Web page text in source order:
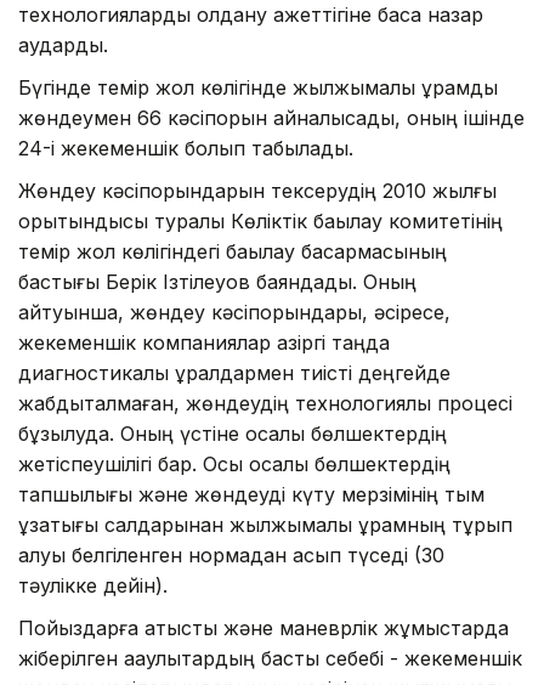
технологияларды қолдану қажеттігіне баса назар
аударды.
Бүгінде темір жол көлігінде жылжымалы құрамды
жөндеумен 66 кәсіпорын айналысады, оның ішінде
24-і жекеменшік болып табылады.
Жөндеу кәсіпорындарын тексерудің 2010 жылғы
қорытындысы туралы Көліктік бақылау комитетінің
темір жол көлігіндегі бақылау басқармасының
бастығы Берік Ізтілеуов баяндады. Оның
айтуынша, жөндеу кәсіпорындары, әсіресе,
жекеменшік компаниялар қазіргі таңда
диагностикалық құралдармен тиісті деңгейде
жабдықталмаған, жөндеудің технологиялық процесі
бұзылуда. Оның үстіне қосалқы бөлшектердің
жетіспеушілігі бар. Осы қосалқы бөлшектердің
тапшылығы және жөндеуді күту мерзімінің тым
ұзақтығы салдарынан жылжымалы құрамның тұрып
қалуы белгіленген нормадан асып түседі (30
тәулікке дейін).
Пойыздарға қатысты және маневрлік жұмыстарда
жіберілген ақаулықтардың басты себебі - жекеменшік